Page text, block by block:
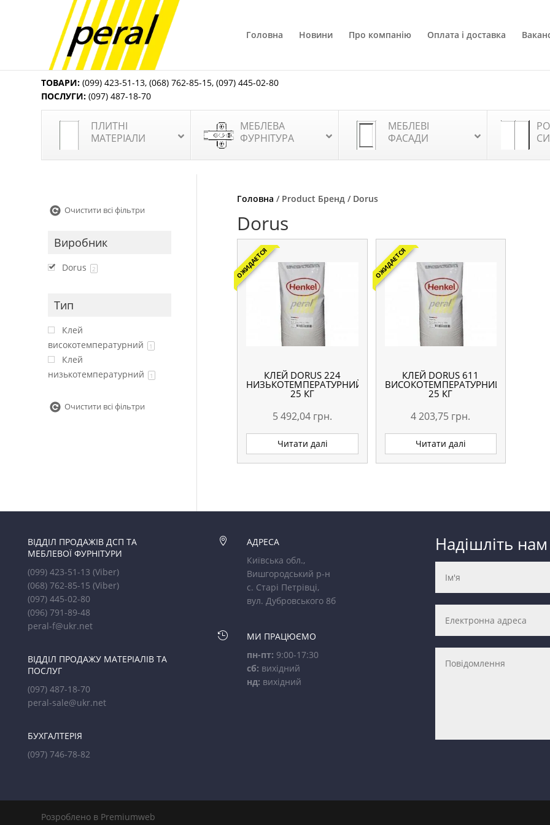
Головна Новини Про компанію Оплата і доставка
ТОВАРИ: (099) 423-51-13,(068) 762-85-15,(097) 445-02-80
ПОСЛУГИ: (097) 487-18-70
ПЛИТНІ
МАТЕРІАЛИ
МЕБЛЕВА
ФУРНІТУРА
МЕБЛЕВІ
ФАСАДИ
Головна / Product Бренд / Dorus
Dorus
ОЖИДАЕТСЯ
КЛЕЙ DORUS 224
НИЗЬКОТЕМПЕРАТУРНИЙ
25 КГ
5 492,04 грн.
Читати далі
ОЖИДАЕТСЯ
КЛЕЙ DORUS 611
ВИСОКОТЕМПЕРАТУРНИЙ
25 КГ
4 203,75 грн.
Читати далі
Очистити всі фільтри
Виробник
Dorus 2
Тип
Клей
високотемпературний
1
Клей
низькотемпературний
1
Очистити всі фільтри
ВІДДІЛ ПРОДАЖІВ ДСП ТА
МЕБЛЕВОЇ ФУРНІТУРИ
(099) 423-51-13(Viber)
(068) 762-85-15(Viber)
(097) 445-02-80
(096) 791-89-48
peral-f@ukr.net
ВІДДІЛ ПРОДАЖУ МАТЕРІАЛІВ ТА
ПОСЛУГ
(097) 487-18-70
peral-sale@ukr.net
БУХГАЛТЕРІЯ
(097) 746-78-82

АДРЕСА
Київська обл.,
Вишгородський р-н
с. Старі Петрівці,
вул. Дубровського 8б

МИ ПРАЦЮЄМО
пн-пт: 9:00-17:30
сб: вихідний
нд: вихідний
Надішліть
Розроблено в Premiumweb